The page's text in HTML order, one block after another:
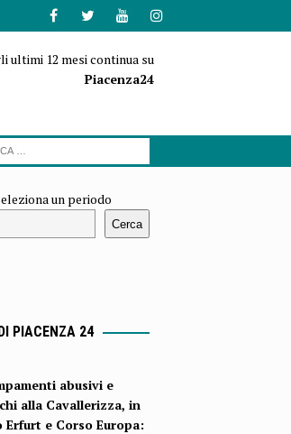
ultimi 12 mesi continua su
Piacenza24
un periodo
Cerca
PIACENZA 24
abusivi e
alla Cavallerizza, in
Erfurt e Corso Europa: